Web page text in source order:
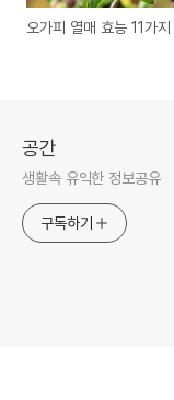
오가피 열매 효능 11가지
공간
생활속 유익한 정보공유
구독하기